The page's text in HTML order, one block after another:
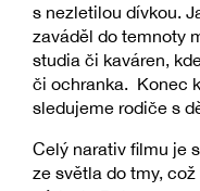
s nezletilou dívkou.
zaváděl do temnoty
studia či kaváren,
či ochranka. Konec
sledujeme rodiče s
Celý narativ filmu je
ze světla do tmy,